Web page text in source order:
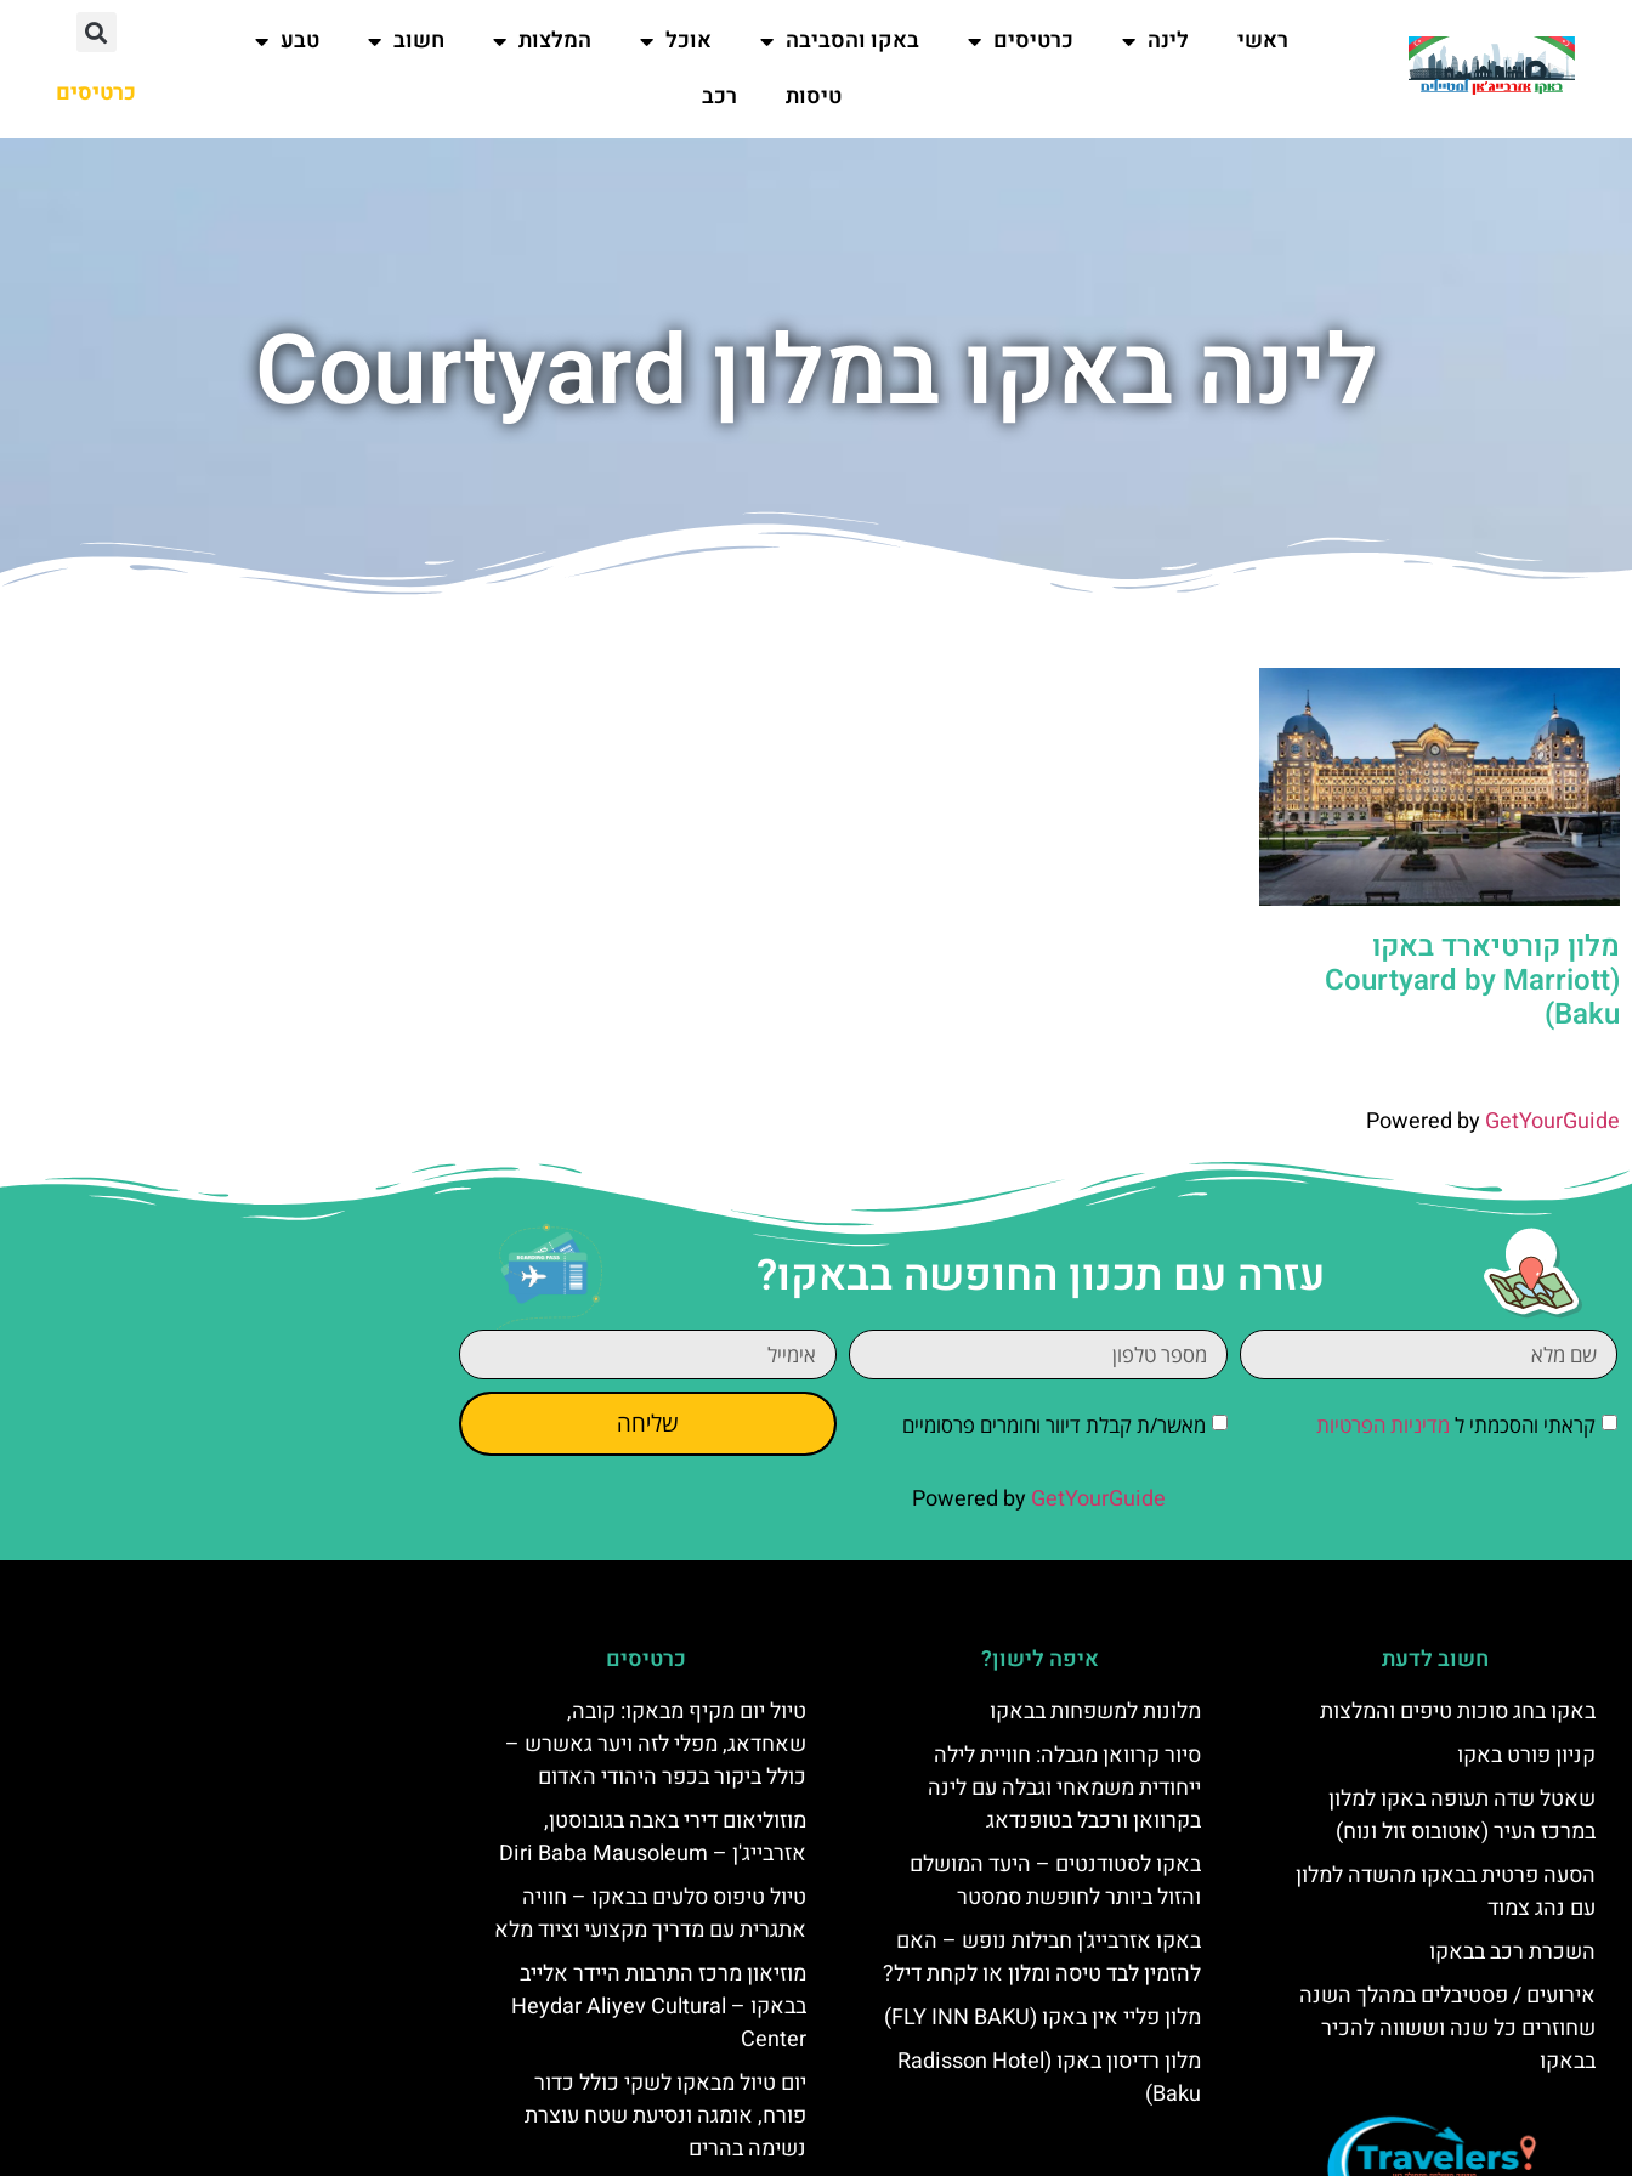
ראשי לינה כרטיסים באקו והסביבה אוכל המלצות חשוב
טבע
טיסות
רכב כרטיסים
לינה באקו במלון Courtyard
מלון קורטיארד באקו
(Courtyard by Marriott
Baku)
Powered byGetYourGuide
עזרה עם תכנון החופשה בבאקו?
קראתי והסכמתי ל מדיניות הפרטיות מאשר/ת קבלת דיוור וחומרים פרסומיים שליחה
Powered by GetYourGuide
חשוב לדעת
באקו בחג סוכות טיפים והמלצות
קניון פורט באקו
שאטל שדה תעופה באקו למלון
במרכז העיר (אוטובוס זול ונוח)
הסעה פרטית בבאקו מהשדה למלון
עם נהג צמוד
השכרת רכב בבאקו
אירועים / פסטיבלים במהלך השנה
שחוזרים כל שנה וששווה להכיר
בבאקו
איפה לישון?
מלונות למשפחות בבאקו
סיור קרוואן מגבלה: חוויית לילה
ייחודית משמאחי וגבלה עם לינה
בקרוואן ורכבל בטופנדאג
באקו לסטודנטים – היעד המושלם
והזול ביותר לחופשת סמסטר
באקו אזרבייג'ן חבילות נופש – האם
להזמין לבד טיסה ומלון או לקחת דיל?
מלון פליי אין באקו (FLY INN BAKU)
מלון רדיסון באקו (Radisson Hotel
Baku)
כרטיסים
טיול יום מקיף מבאקו: קובה,
שאחדאג, מפלי לזה ויער גאשרש –
כולל ביקור בכפר היהודי האדום
מוזוליאום דירי באבה בגובוסטן,
אזרבייג'ן – Diri Baba Mausoleum
טיול טיפוס סלעים בבאקו – חוויה
אתגרית עם מדריך מקצועי וציוד מלא
מוזיאון מרכז התרבות היידר אלייב
בבאקו – Heydar Aliyev Cultural
Center
יום טיול מבאקו לשקי כולל כדור
פורח, אומגה ונסיעת שטח עוצרת
נשימה בהרים